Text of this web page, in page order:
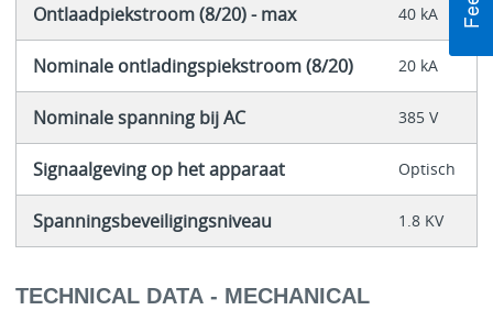
Ontlaadpiekstroom (8/20) - max 40 kA
Nominale ontladingspiekstroom (8/20) 20 kA
Nominale spanning bij AC 385 V
Signaalgeving op het apparaat Optisch
Spanningsbeveiligingsniveau 1.8 KV
TECHNICAL DATA - MECHANICAL